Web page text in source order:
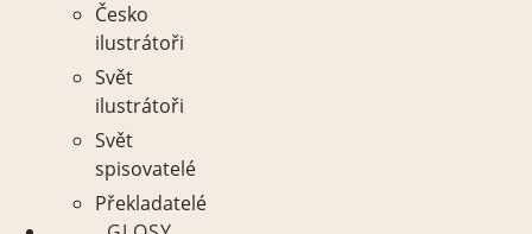
Česko
ilustrátoři
Svět
ilustrátoři
Svět
spisovatelé
Překladatelé